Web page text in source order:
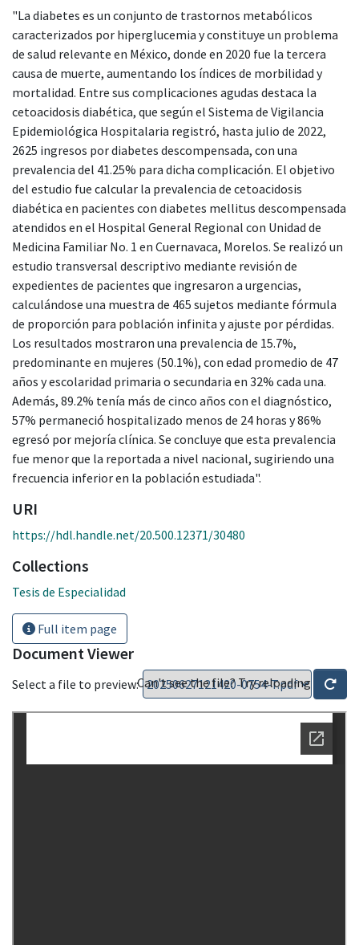
"La diabetes es un conjunto de trastornos metabólicos
caracterizados por hiperglucemia y constituye un problema
de salud relevante en México, donde en 2020 fue la tercera
causa de muerte, aumentando los índices de morbilidad y
mortalidad. Entre sus complicaciones agudas destaca la
cetoacidosis diabética, que según el Sistema de Vigilancia
Epidemiológica Hospitalaria registró, hasta julio de 2022,
2625 ingresos por diabetes descompensada, con una
prevalencia del 41.25% para dicha complicación. El objetivo
del estudio fue calcular la prevalencia de cetoacidosis
diabética en pacientes con diabetes mellitus descompensada
atendidos en el Hospital General Regional con Unidad de
Medicina Familiar No. 1 en Cuernavaca, Morelos. Se realizó un
estudio transversal descriptivo mediante revisión de
expedientes de pacientes que ingresaron a urgencias,
calculándose una muestra de 465 sujetos mediante fórmula
de proporción para población infinita y ajuste por pérdidas.
Los resultados mostraron una prevalencia de 15.7%,
predominante en mujeres (50.1%), con edad promedio de 47
años y escolaridad primaria o secundaria en 32% cada una.
Además, 89.2% tenía más de cinco años con el diagnóstico,
57% permaneció hospitalizado menos de 24 horas y 86%
egresó por mejoría clínica. Se concluye que esta prevalencia
fue menor que la reportada a nivel nacional, sugiriendo una
frecuencia inferior en la población estudiada".
URI
https://hdl.handle.net/20.500.12371/30480
Collections
Tesis de Especialidad
Full item page
Document Viewer
Select a file to preview:Can't see the file? Try reloading